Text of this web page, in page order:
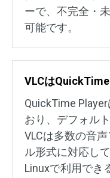
ーで、不完全・
可能です。
VLCは
QuickTime
おり、デフォル
VLCは多数の音
ル形式に対応し
Linuxで利用でき